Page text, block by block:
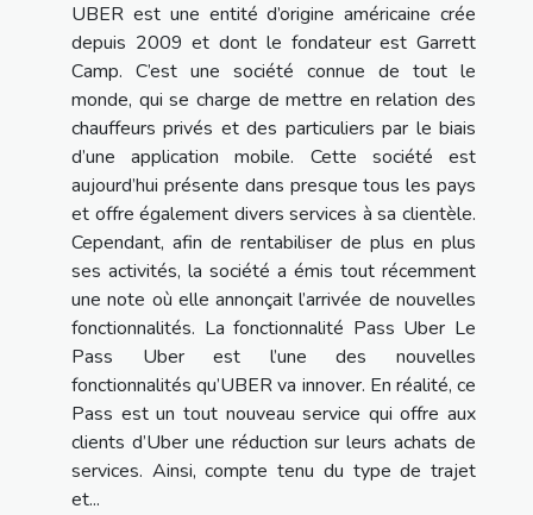
UBER est une entité d’origine américaine crée
depuis 2009 et dont le fondateur est Garrett
Camp. C’est une société connue de tout le
monde, qui se charge de mettre en relation des
chauffeurs privés et des particuliers par le biais
d’une application mobile. Cette société est
aujourd’hui présente dans presque tous les pays
et offre également divers services à sa clientèle.
Cependant, afin de rentabiliser de plus en plus
ses activités, la société a émis tout récemment
une note où elle annonçait l’arrivée de nouvelles
fonctionnalités. La fonctionnalité Pass Uber Le
Pass Uber est l’une des nouvelles
fonctionnalités qu’UBER va innover. En réalité, ce
Pass est un tout nouveau service qui offre aux
clients d’Uber une réduction sur leurs achats de
services. Ainsi, compte tenu du type de trajet
et...